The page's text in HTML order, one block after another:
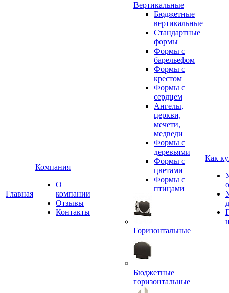
Главная
Компания
О
компании
Отзывы
Контакты
Вертикальные
Бюджетные
вертикальные
Стандартные
формы
Формы с
барельефом
Формы с
крестом
Формы с
сердцем
Ангелы,
церкви,
мечети,
медведи
Формы с
деревьями
Формы с
цветами
Формы с
птицами
Горизонтальные
Бюджетные
горизонтальные
Как